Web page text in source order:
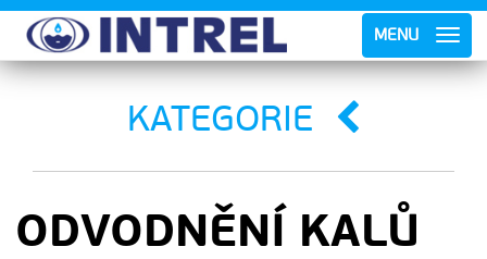
MENU
KATEGORIE
ODVODNĚNÍ KALŮ